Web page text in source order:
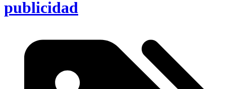
publicidad